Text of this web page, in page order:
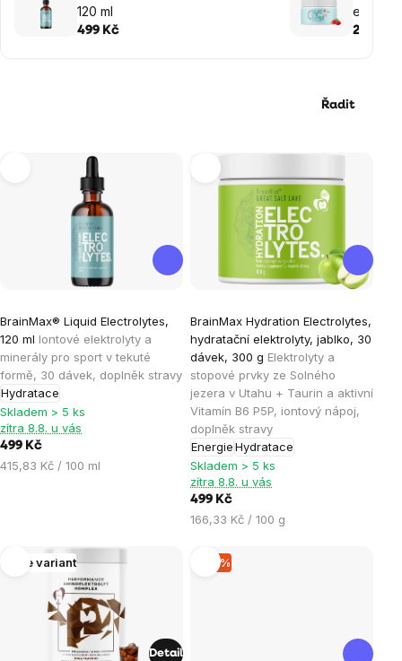
120 ml
499 Kč 299 Kč
Řadit
produktů
BrainMax® Liquid Electrolytes,
120 ml Iontové elektrolyty a
minerály pro sport v tekuté
formě, 30 dávek, doplněk stravy
Hydratace
hodnocení
produktu
je
5,0
z
5
hvězdiček.
Skladem > 5 ks
zítra 8.8. u vás
499 Kč
Měrná
415,83 Kč / 100 ml
BrainMax Hydration Electrolytes,
hydratační elektrolyty, jablko, 30
dávek, 300 g Elektrolyty a
stopové prvky ze Solného
jezera v Utahu + Taurin a aktivní
Vitamín B6 P5P, iontový nápoj,
doplněk stravy
EnergieHydratace
hodnocení
produktu
je
4,8
z
5
hvězdiček.
Skladem > 5 ks
zítra 8.8. u vás
499 Kč
Měrná
166,33 Kč / 100 g
Více variant
Detail
–15 %